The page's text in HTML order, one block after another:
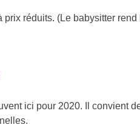
réduits. (Le babysitter
ici pour 2020. Il convient